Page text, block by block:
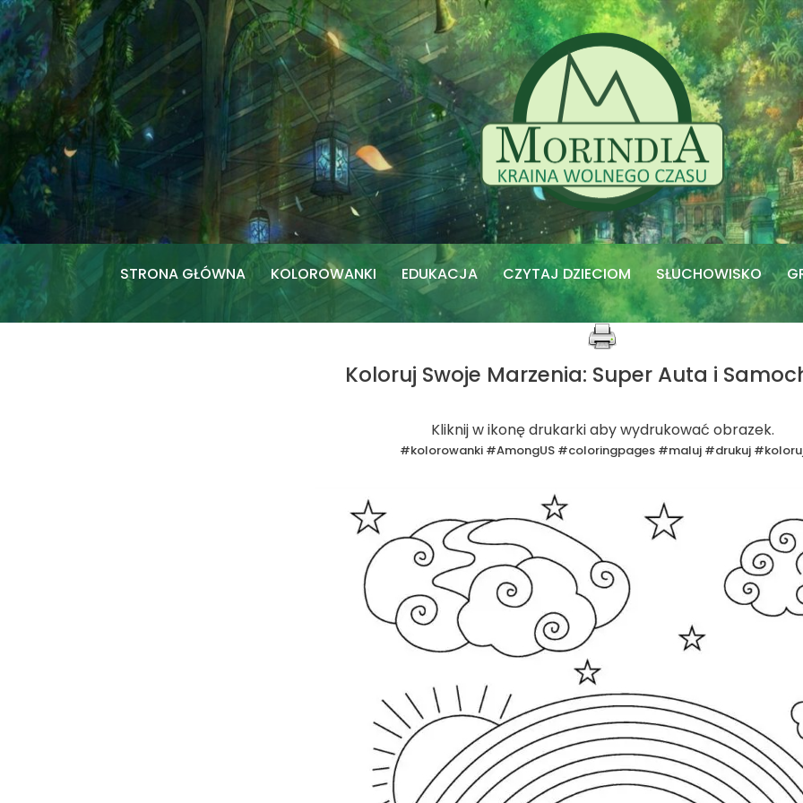
Przejdź
do
treści
STRONA GŁÓWNA KOLOROWANKI EDUKACJA CZYTAJ DZIECIOM SŁUCHOWISKO
Koloruj Swoje Marzenia: Super Auta i
Kliknij w ikonę drukarki aby wydrukować obrazek.
#kolorowanki #AmongUS #coloringpages #maluj #drukuj